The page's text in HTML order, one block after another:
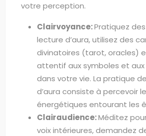
votre perception.
Clairvoyance:Pratiquez
lecture d’aura, utilisez des
divinatoires (tarot, oracles)
attentif aux symboles et
dans votre vie. La pratique
d’aura consiste à percevoir
énergétiques entourant les
Clairaudience:Méditez
voix intérieures, demandez